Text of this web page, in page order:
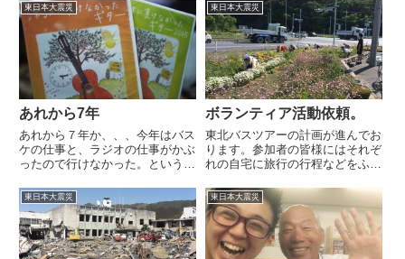
東日本大震災
あれから7年
あれから７年か、、、今年はバス
ケの仕事と、ラジオの仕事がかぶ
ったので行けなかった。というよ
った。過去６年間、岩手県は大槌
町に訪れて、毎年、感じるものは
あった。実際のところ、それを関
西で発信できてないんじゃない
か...
東日本大震災
ボランティア活動依頼。
東北バスツアーの計画が進んでお
ります。参加者の皆様にはそれぞ
れの自宅に旅行の行程などをふま
す。宿に関しては、現地払いとな
ります。部屋も相部屋になること
ご理解ください。そして、あわせ
て、遅くなったこと深くお詫びし
ま...
東日本大震災 東日本大震災